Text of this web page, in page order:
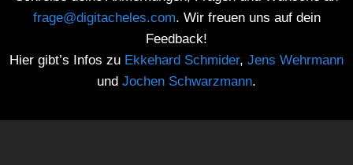
frage@digitacheles.com. Wir freuen uns auf dein
Feedback!
Hier gibt’s Infos zu Ekkehard Schmider, Jens Wehrmann
und Jochen Schwarzmann.